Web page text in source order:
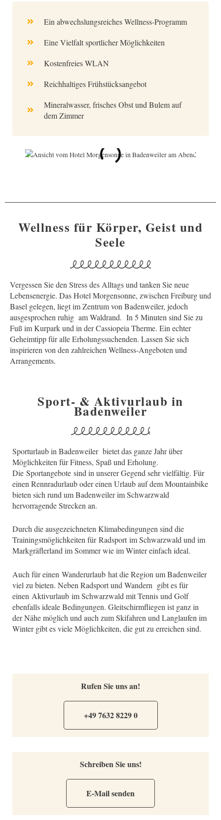
Ein abwechslungsreiches Wellness-Programm
Eine Vielfalt sportlicher Möglichkeiten
Kostenfreies WLAN
Reichhaltiges Frühstücksangebot
Mineralwasser, frisches Obst und Bulem auf
dem Zimmer
Wellness für Körper, Geist und
Seele
Vergessen Sie den Stress des Alltags und tanken Sie neue
Lebensenergie. Das Hotel Morgensonne, zwischen Freiburg und
Basel gelegen, liegt im Zentrum von Badenweiler, jedoch
ausgesprochen ruhig am Waldrand. In 5 Minuten sind Sie zu
Fuß im Kurpark und in der Cassiopeia Therme. Ein echter
Geheimtipp für alle Erholungssuchenden. Lassen Sie sich
inspirieren von den zahlreichen Wellness-Angeboten und
Arrangements.
Sport- & Aktivurlaub in
Badenweiler
Sporturlaub in Badenweiler bietet das ganze Jahr über
Möglichkeiten für Fitness, Spaß und Erholung.
Die Sportangebote sind in unserer Gegend sehr vielfältig. Für
einen Rennradurlaub oder einen Urlaub auf dem Mountainbike
bieten sich rund um Badenweiler im Schwarzwald
hervorragende Strecken an.
Durch die ausgezeichneten Klimabedingungen sind die
Trainingsmöglichkeiten fürRadsport im Schwarzwald und im
Markgräflerland im Sommer wie im Winter einfach ideal.
Auch für einen Wanderurlaub hat die Region um Badenweiler
viel zu bieten. Neben Radsport und Wandern gibt es für
einen Aktivurlaub im Schwarzwald mit Tennis und Golf
ebenfalls ideale Bedingungen. Gleitschirmfliegen ist ganz in
der Nähe möglich und auch zum Skifahren und Langlaufen im
Winter gibt es viele Möglichkeiten, die gut zu erreichen sind.
Rufen Sie uns an!
+49 7632 8229 0
Schreiben Sie uns!
E-Mail senden